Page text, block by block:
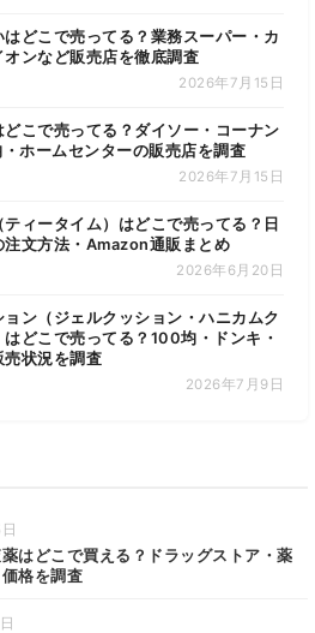
はどこで売ってる？業務スーパー・カ
オンなど販売店を徹底調査
2026年7月15日
どこで売ってる？ダイソー・コーナン
ホームセンターの販売店を調査
2026年7月15日
ティータイム）はどこで売ってる？日
注文方法・Amazon通販まとめ
2026年6月20日
ョン（ジェルクッション・ハニカムク
はどこで売ってる？100均・ドンキ・
売状況を調査
2026年7月9日
はどこで買える？ドラッグストア・薬
格を調査